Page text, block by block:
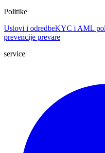
Politike
Uslovi i odredbeKYC i AML
prevencije prevare
service